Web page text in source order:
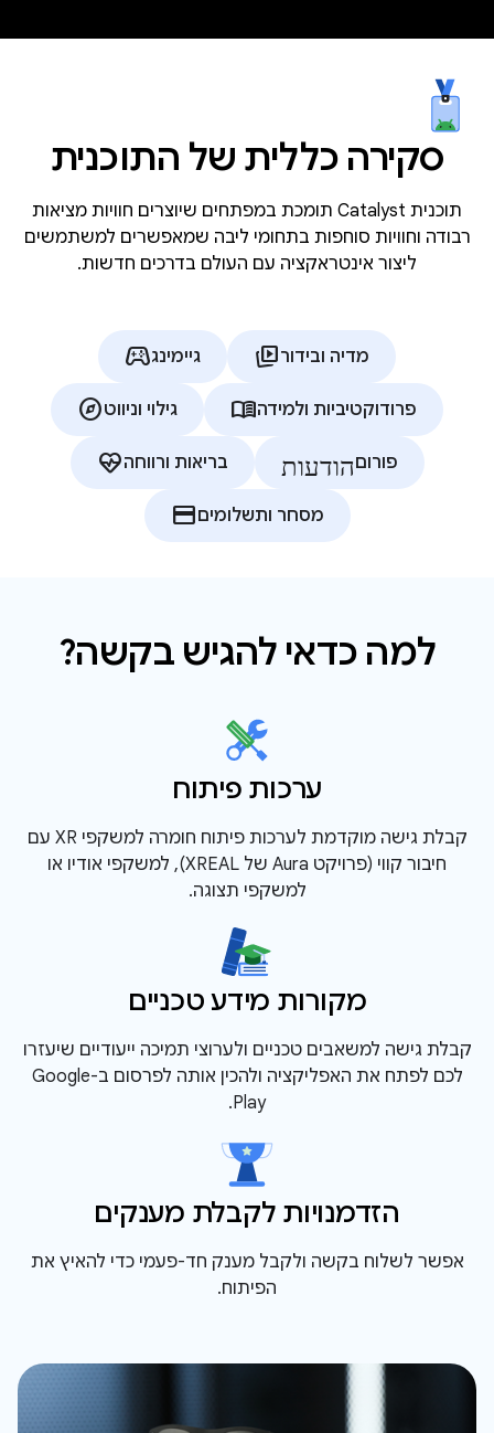
סקירה כללית של התוכנית
תוכנית Catalyst תומכת במפתחים שיוצרים חוויות מציאות
רבודה וחוויות סוחפות בתחומי ליבה שמאפשרים למשתמשים
ליצור אינטראקציה עם העולם בדרכים חדשות.
מדיה ובידורanimated_images גיימינגstadia_controller
פרודוקטיביות ולמידהmenu_book גילוי וניווטexplore
פורוםהודעות בריאות ורווחהecg_heart
מסחר ותשלומיםcredit_card
למה כדאי להגיש בקשה?
ערכות פיתוח
קבלת גישה מוקדמת לערכות פיתוח חומרה למשקפי XR עם
חיבור קווי (פרויקט Aura של XREAL), למשקפי אודיו או
למשקפי תצוגה.
מקורות מידע טכניים
קבלת גישה למשאבים טכניים ולערוצי תמיכה ייעודיים שיעזרו
לכם לפתח את האפליקציה ולהכין אותה לפרסום ב-Google
Play.
הזדמנויות לקבלת מענקים
אפשר לשלוח בקשה ולקבל מענק חד-פעמי כדי להאיץ את
הפיתוח.